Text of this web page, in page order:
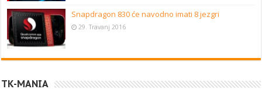
Snapdragon 830 će navodno imati 8 jezgri
29. Travanj 2016
TK-MANIA